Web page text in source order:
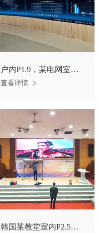
户内P1.9，某电网室内安防监控，调度指挥中心用LED大屏幕
查看详情
韩国某教堂室内P2.5高刷LED显示屏项目